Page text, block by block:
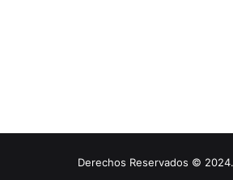
Derechos Reservados ©